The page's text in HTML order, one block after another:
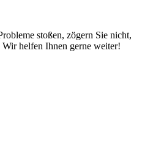
stoßen, zögern Sie nicht,
helfen Ihnen gerne weiter!